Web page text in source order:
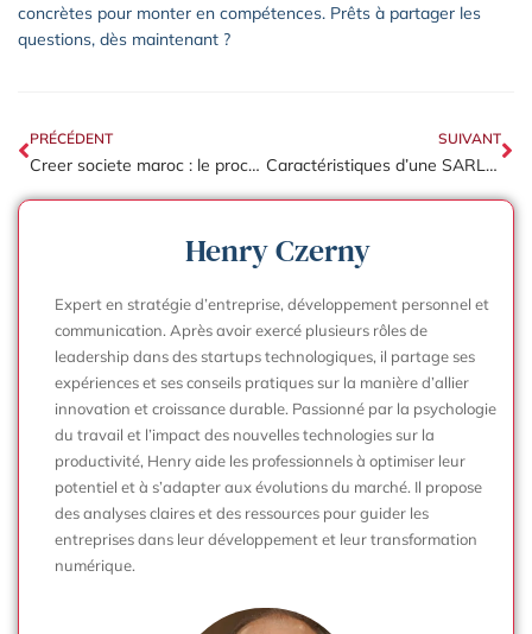
concrètes pour monter en compétences. Prêts à partager les
questions, dès maintenant ?
PRÉCÉDENT
Creer societe maroc : le processus vaut-il l’investissement pour un étranger ?
SUIVANT
Caractéristiques d’une SARL : le rôle du gérant, capital et obligations ?
Henry Czerny
Expert en stratégie d’entreprise, développement personnel et
communication. Après avoir exercé plusieurs rôles de
leadership dans des startups technologiques, il partage ses
expériences et ses conseils pratiques sur la manière d’allier
innovation et croissance durable. Passionné par la psychologie
du travail et l’impact des nouvelles technologies sur la
productivité, Henry aide les professionnels à optimiser leur
potentiel et à s’adapter aux évolutions du marché. Il propose
des analyses claires et des ressources pour guider les
entreprises dans leur développement et leur transformation
numérique.